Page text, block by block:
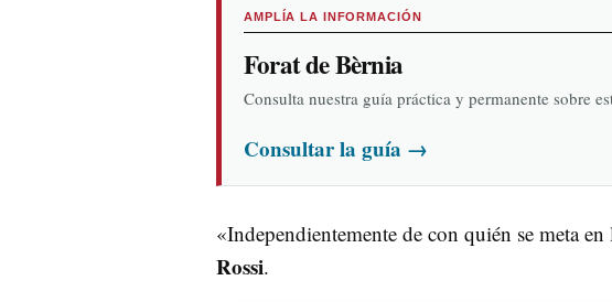
AMPLÍA LA INFORMACIÓN
Forat de Bèrnia
Consulta nuestra guía práctica y permanente sobre
Consultar la guía →
«Independientemente de con quién se meta
Rossi.